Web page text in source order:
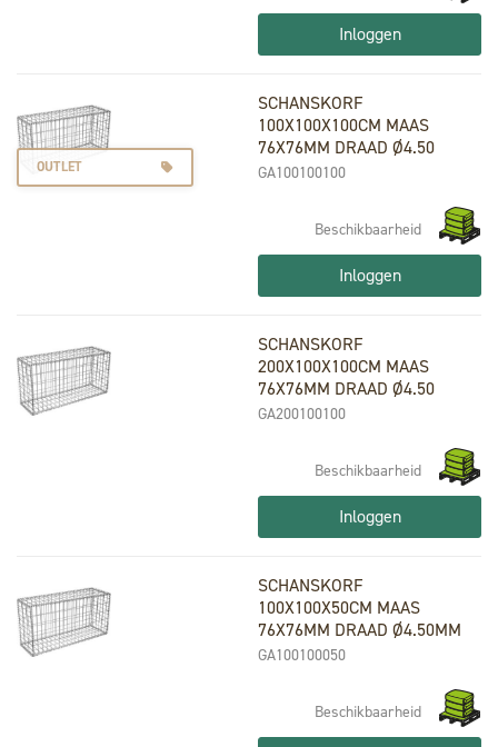
Inloggen
OUTLET
SCHANSKORF
100X100X100CM MAAS
76X76MM DRAAD Ø4.50
GA100100100
Beschikbaarheid
Inloggen
SCHANSKORF
200X100X100CM MAAS
76X76MM DRAAD Ø4.50
GA200100100
Beschikbaarheid
Inloggen
SCHANSKORF
100X100X50CM MAAS
76X76MM DRAAD Ø4.50MM
GA100100050
Beschikbaarheid